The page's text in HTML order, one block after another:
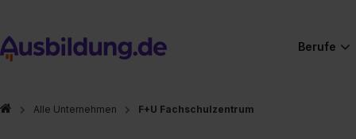
Berufe
Alle Unternehmen F+U Fachschulzentrum